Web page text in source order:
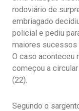
rodoviário de
embriagado
policial e pediu
maiores sucessos
O caso aconteceu
começou a
(22).
Segundo o